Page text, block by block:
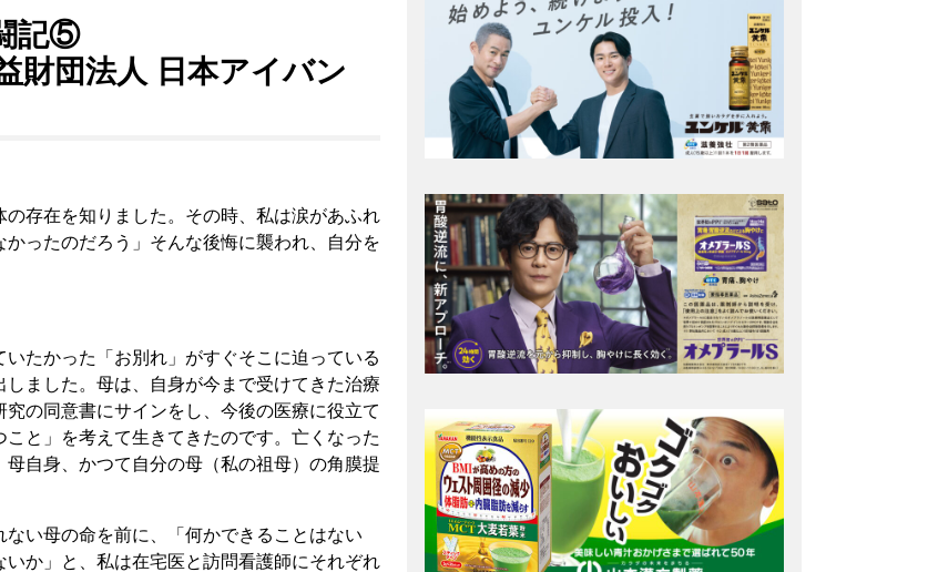
記⑤
財団法人 日本アイバン
存在を知りました。その時、私は涙があふれ
ったのだろう」そんな後悔に襲われ、自分を
たかった「お別れ」がすぐそこに迫っている
ました。母は、自身が今まで受けてきた治療
の同意書にサインをし、今後の医療に役立て
と」を考えて生きてきたのです。亡くなった
自身、かつて自分の母（私の祖母）の角膜提
い母の命を前に、「何かできることはない
か」と、私は在宅医と訪問看護師にそれぞれ